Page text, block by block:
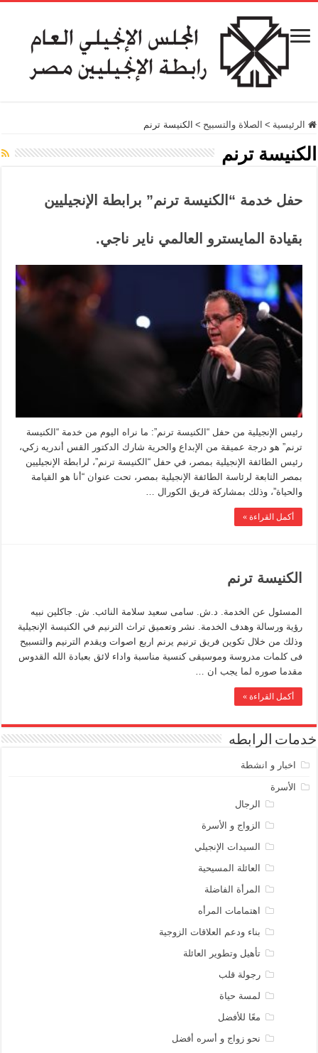
الرئيسية > الصلاة والتسبيح > الكنيسة ترنم
الكنيسة ترنم
حفل خدمة “الكنيسة ترنم” برابطة الإنجيليين
بقيادة المايسترو العالمي ناير ناجي.
رئيس الإنجيلية من حفل “الكنيسة ترنم”: ما نراه اليوم من خدمة “الكنيسة
ترنم” هو درجة عميقة من الإبداع والحرية شارك الدكتور القس أندريه زكي،
رئيس الطائفة الإنجيلية بمصر، في حفل “الكنيسة ترنم”، لرابطة الإنجيليين
بمصر التابعة لرئاسة الطائفة الإنجيلية بمصر، تحت عنوان “أنا هو القيامة
والحياة”، وذلك بمشاركة فريق الكورال …
أكمل القراءة »
الكنيسة ترنم
المسئول عن الخدمة. د.ش. سامى سعيد سلامة النائب. ش. جاكلين نبيه
رؤية ورسالة وهدف الخدمة. نشر وتعميق تراث الترنيم في الكنيسة الإنجيلية
وذلك من خلال تكوين فريق ترنيم يرنم اربع اصوات ويقدم الترنيم والتسبيح
فى كلمات مدروسة وموسيقى كنسية مناسبة واداء لائق بعبادة الله القدوس
مقدما صوره لما يجب ان …
أكمل القراءة »
خدمات الرابطه
اخبار و انشطة
الأسرة
الرجال
الزواج و الأسرة
السيدات الإنجيلي
العائلة المسيحية
المرأة الفاضلة
اهتمامات المرأه
بناء ودعم العلاقات الزوجية
تأهيل وتطوير العائلة
رجولة قلب
لمسة حياة
معًا للأفضل
نحو زواج و أسره أفضل